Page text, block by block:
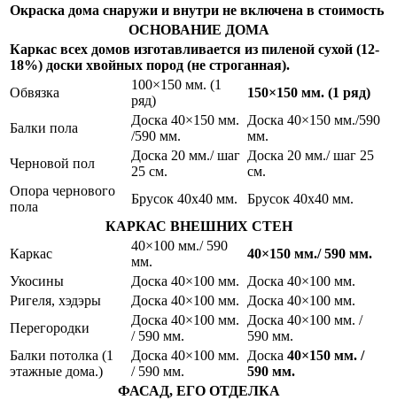
Окраска дома снаружи и внутри не включена в стоимость
ОСНОВАНИЕ ДОМА
Каркас всех домов изготавливается из пиленой сухой (12-
18%) доски хвойных пород (не строганная).
Обвязка
100×150 мм. (1
ряд)
150×150 мм. (1 ряд)
Балки пола
Доска 40×150 мм.
/590 мм.
Доска 40×150 мм./590
мм.
Черновой пол
Доска 20 мм./ шаг
25 см.
Доска 20 мм./ шаг 25
см.
Опора чернового
пола
Брусок 40х40 мм.
Брусок 40х40 мм.
КАРКАС ВНЕШНИХ СТЕН
Каркас
40×100 мм./ 590
мм.
40×150 мм./ 590 мм.
Укосины
Доска 40×100 мм. Доска 40×100 мм.
Ригеля, хэдэры
Доска 40×100 мм. Доска 40×100 мм.
Перегородки
Доска 40×100 мм.
/ 590 мм.
Доска 40×100 мм. /
590 мм.
Балки потолка (1
этажные дома.)
Доска 40×100 мм.
/ 590 мм.
Доска 40×150 мм. /
590 мм.
ФАСАД, ЕГО ОТДЕЛКА